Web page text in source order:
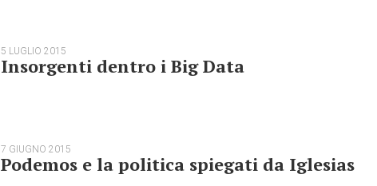
5 LUGLIO 2015
Insorgenti dentro i Big Data
7 GIUGNO 2015
Podemos e la politica spiegati da Iglesias